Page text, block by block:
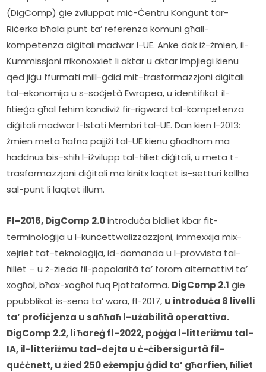
(DigComp) ġie żviluppat miċ-Ċentru Konġunt tar-
Riċerka bħala punt ta’ referenza komuni għall-
kompetenza diġitali madwar l-UE. Anke dak iż-żmien, il-
Kummissjoni rrikonoxxiet li aktar u aktar impjiegi kienu
qed jiġu ffurmati mill-ġdid mit-trasformazzjoni diġitali
tal-ekonomija u s-soċjetà Ewropea, u identifikat il-
ħtieġa għal fehim kondiviż fir-rigward tal-kompetenza
diġitali madwar l-Istati Membri tal-UE. Dan kien l-2013:
żmien meta ħafna pajjiżi tal-UE kienu għadhom ma
ħaddnux bis-sħiħ l-iżvilupp tal-ħiliet diġitali, u meta t-
trasformazzjoni diġitali ma kinitx laqtet is-setturi kollha
sal-punt li laqtet illum.
Fl-2016, DigComp 2.0 introduċa bidliet kbar fit-
terminoloġija u l-kunċettwalizzazzjoni, immexxija mix-
xejriet tat-teknoloġija, id-domanda u l-provvista tal-
ħiliet – u ż-żieda fil-popolarità ta’ forom alternattivi ta’
xogħol, bħax-xogħol fuq Pjattaforma. DigComp 2.1 ġie
ppubblikat is-sena ta’ wara, fl-2017, u introduċa 8 livelli
ta’ profiċjenza u saħħaħ l-użabilità operattiva.
DigComp 2.2, li ħareġ fl-2022, poġġa l-litteriżmu tal-
IA, il-litteriżmu tad-dejta u ċ-ċibersigurtà fil-
quċċnett, u żied 250 eżempju ġdid ta’ għarfien, ħiliet